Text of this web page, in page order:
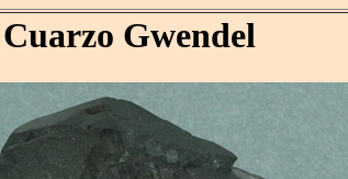
Cuarzo Gwendel